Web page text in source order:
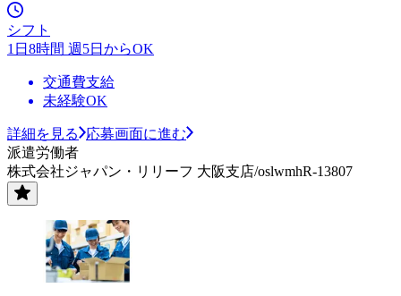
シフト
1日8時間 週5日からOK
交通費支給
未経験OK
詳細を見る
応募画面に進む
派遣労働者
株式会社ジャパン・リリーフ 大阪支店/oslwmhR-13807